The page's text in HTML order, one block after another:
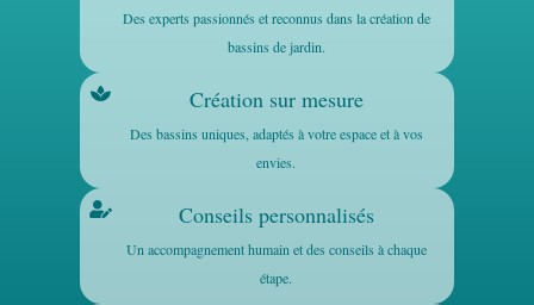
Des experts passionnés et reconnus dans la création de
bassins de jardin.
Création sur mesure
Des bassins uniques, adaptés à votre espace et à vos
envies.
Conseils personnalisés
Un accompagnement humain et des conseils à chaque
étape.